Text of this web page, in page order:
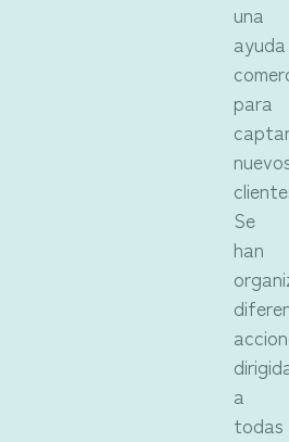
una
ayuda
para
Se
han
a
todas